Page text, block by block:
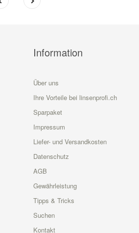
Information
Über uns
Ihre Vorteile bei linsenprofi.ch
Sparpaket
Impressum
Liefer- und Versandkosten
Datenschutz
AGB
Gewährleistung
Tipps & Tricks
Suchen
Kontakt